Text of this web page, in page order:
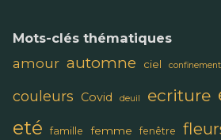
Mots-clés thématiques
amour automne ciel confinement
couleurs Covid deuil ecriture
eté famille femme fenêtre